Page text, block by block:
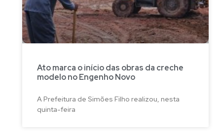
Ato marca o início das obras da creche
modelo no Engenho Novo
A Prefeitura de Simões Filho realizou, nesta
quinta-feira